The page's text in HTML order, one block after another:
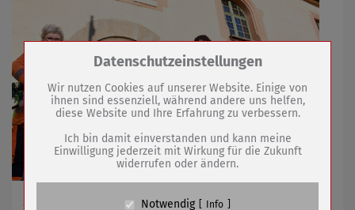
Am Gründonnerstag Dankeschön-Party für kleine und
Zum Betrieb der Seite notwendige Cookies /
Name
PHP Session Cookie
Anbieter
Eigentümer dieser Website (Wenko-
Wenselaar GmbH & Co. KG)
Absicherung Kontaktformular / SPAM
Datenschutzeinstellungen
Wir nutzen Cookies auf unserer Website. Einige von
ihnen sind essenziell, während andere uns helfen,
diese Website und Ihre Erfahrung zu verbessern.
Ich bin damit einverstanden und kann meine
Einwilligung jederzeit mit Wirkung für die Zukunft
widerrufen oder ändern.
Notwendig Info